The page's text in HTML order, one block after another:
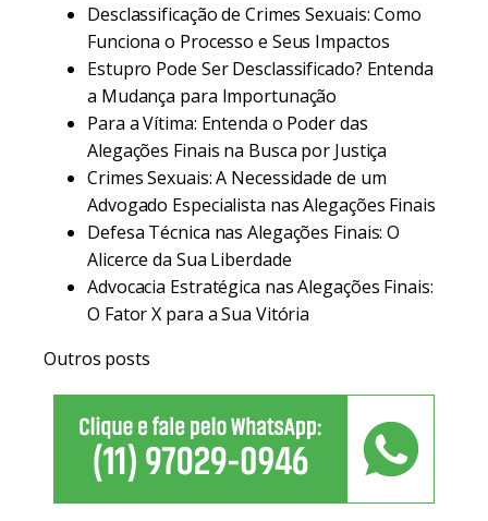
Desclassificação de Crimes Sexuais: Como
Funciona o Processo e Seus Impactos
Estupro Pode Ser Desclassificado? Entenda
a Mudança para Importunação
Para a Vítima: Entenda o Poder das
Alegações Finais na Busca por Justiça
Crimes Sexuais: A Necessidade de um
Advogado Especialista nas Alegações Finais
Defesa Técnica nas Alegações Finais: O
Alicerce da Sua Liberdade
Advocacia Estratégica nas Alegações Finais:
O Fator X para a Sua Vitória
Outros posts